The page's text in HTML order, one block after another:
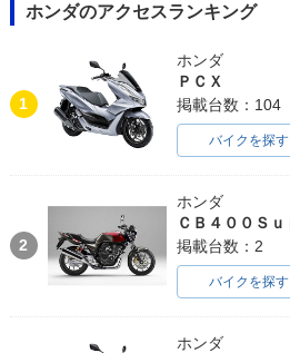
ホンダのアクセスランキング
1
ホンダ
ＰＣＸ
掲載台数：104
バイクを探す
2
ホンダ
掲載台数：2
バイクを探す
ホンダ